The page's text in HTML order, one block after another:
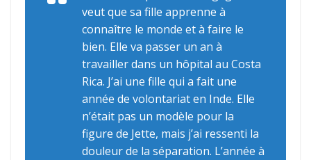
veut que sa fille apprenne à
connaître le monde et à faire le
bien. Elle va passer un an à
travailler dans un hôpital au Costa
Rica. J’ai une fille qui a fait une
année de volontariat en Inde. Elle
n’était pas un modèle pour la
figure de Jette, mais j’ai ressenti la
douleur de la séparation. L’année à